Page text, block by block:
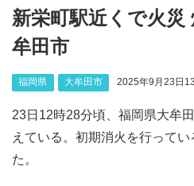
新栄町駅近くで火災
牟田市
福岡県 大牟田市 2025年9月23日
23日12時28分頃、福岡県大牟
えている。初期消火を行って
た。